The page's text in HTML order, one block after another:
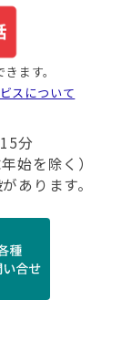
ます。
スについて
分
始を除く）
あります。